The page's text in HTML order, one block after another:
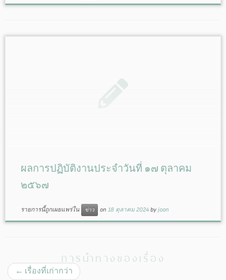
ผลการปฏิบัติงานประจำวันที่ ๑๗ ตุลาคม
๒๕๖๗
รายการนี้ถูกเผยแพร่ใน ข่าว on 18 ตุลาคม 2024 by joon
การนำทางของเรื่อง
← เรื่องที่เก่ากว่า